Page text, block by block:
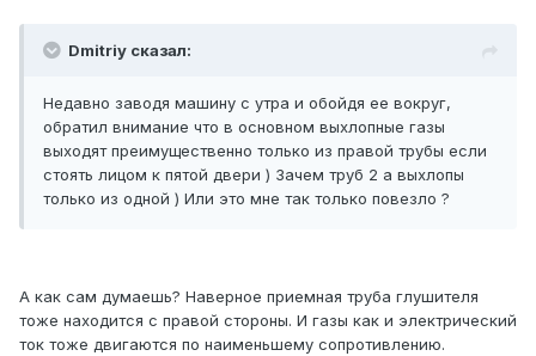
Dmitriy сказал:
Недавно заводя машину с утра и обойдя ее вокруг,
обратил внимание что в основном выхлопные газы
выходят преимущественно только из правой трубы если
стоять лицом к пятой двери ) Зачем труб 2 а выхлопы
только из одной ) Или это мне так только повезло ?
А как сам думаешь? Наверное приемная труба глушителя
тоже находится с правой стороны. И газы как и электрический
ток тоже двигаются по наименьшему сопротивлению.